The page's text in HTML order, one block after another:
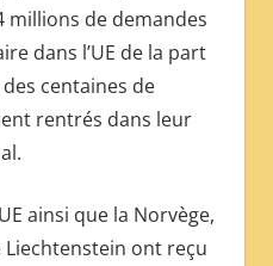
millions de demandes
dans l’UE de la part
centaines de
rentrés dans leur
ainsi que la Norvège,
Liechtenstein ont reçu